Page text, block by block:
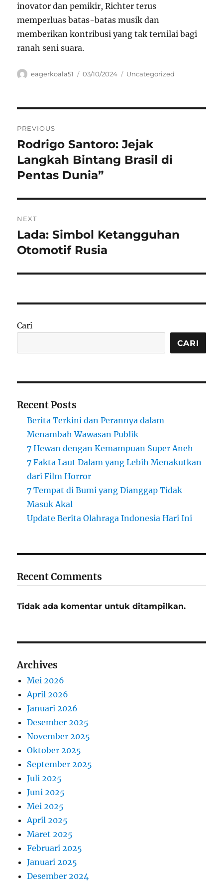
inovator dan pemikir, Richter terus
memperluas batas-batas musik dan
memberikan kontribusi yang tak ternilai bagi
ranah seni suara.
Author
eagerkoala51
Posted
03/10/2024 Categories
Uncategorized
pos
PREVIOUS
Previous
post:
Rodrigo Santoro: Jejak
Langkah Bintang Brasil di
Pentas Dunia”
NEXT
Next
post:
Lada: Simbol Ketangguhan
Otomotif Rusia
Cari
CARI
Recent Posts
Berita Terkini dan Perannya dalam
Menambah Wawasan Publik
7 Hewan dengan Kemampuan Super Aneh
7 Fakta Laut Dalam yang Lebih Menakutkan
dari Film Horror
7 Tempat di Bumi yang Dianggap Tidak
Masuk Akal
Update Berita Olahraga Indonesia Hari Ini
Recent Comments
Tidak ada komentar untuk ditampilkan.
Archives
Mei 2026
April 2026
Januari 2026
Desember 2025
November 2025
Oktober 2025
September 2025
Juli 2025
Juni 2025
Mei 2025
April 2025
Maret 2025
Februari 2025
Januari 2025
Desember 2024